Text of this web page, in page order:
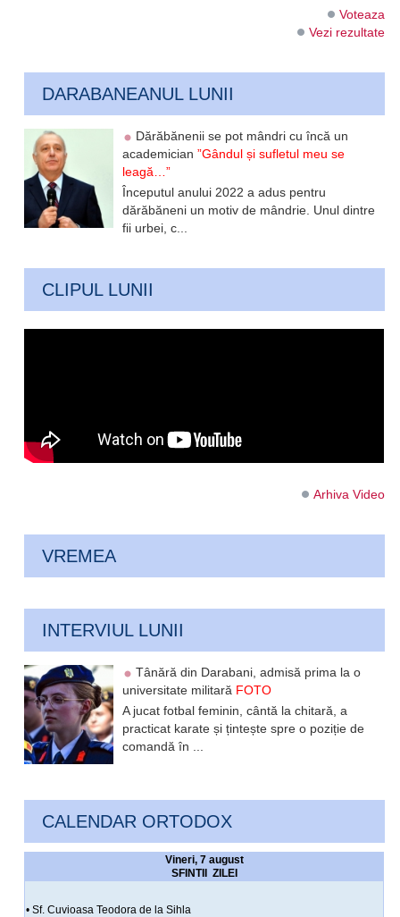
Voteaza
Vezi rezultate
DARABANEANUL LUNII
Dărăbănenii se pot mândri cu încă un
academician”Gândul și sufletul meu se
leagă…”
Începutul anului 2022 a adus pentru
dărăbăneni un motiv de mândrie. Unul dintre
fii urbei, c...
CLIPUL LUNII
Arhiva Video
VREMEA
INTERVIUL LUNII
Tânără din Darabani, admisă prima la o
universitate militară FOTO
A jucat fotbal feminin, cântă la chitară, a
practicat karate și țintește spre o poziție de
comandă în ...
CALENDAR ORTODOX
Vineri, 7 august
SFINTII ZILEI
• Sf. Cuvioasa Teodora de la Sihla